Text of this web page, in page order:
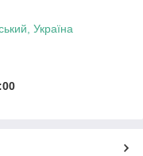
Україна